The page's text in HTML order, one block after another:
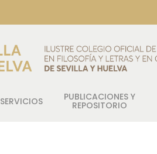
SERVICIOS PUBLICACIONES Y
REPOSITORIO